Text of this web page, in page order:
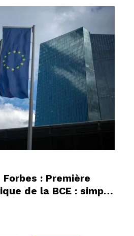
: Première
de la BCE : simple